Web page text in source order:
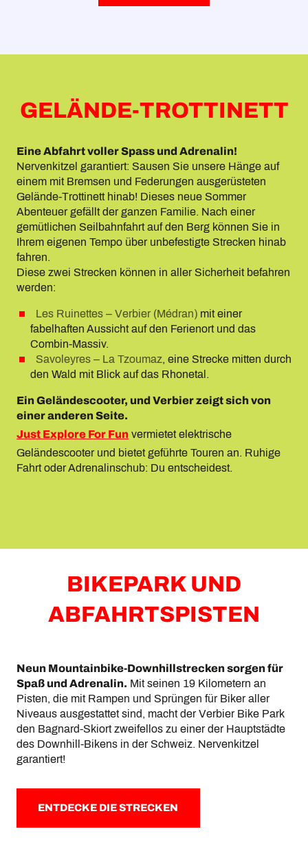
GELÄNDE-TROTTINETT
Eine Abfahrt voller Spass und Adrenalin!
Nervenkitzel garantiert: Sausen Sie unsere Hänge auf
einem mit Bremsen und Federungen ausgerüsteten
Gelände-Trottinett hinab! Dieses neue Sommer
Abenteuer gefällt der ganzen Familie. Nach einer
gemütlichen Seilbahnfahrt auf den Berg können Sie in
Ihrem eigenen Tempo über unbefestigte Strecken hinab
fahren.
Diese zwei Strecken können in aller Sicherheit befahren
werden:
Les Ruinettes – Verbier (Médran) mit einer
fabelhaften Aussicht auf den Ferienort und das
Combin-Massiv.
Savoleyres – La Tzoumaz, eine Strecke mitten durch
den Wald mit Blick auf das Rhonetal.
Ein Geländescooter, und Verbier zeigt sich von
einer anderen Seite.
Just Explore For Fun vermietet elektrische
Geländescooter und bietet geführte Touren an. Ruhige
Fahrt oder Adrenalinschub: Du entscheidest.
BIKEPARK UND
ABFAHRTSPISTEN
Neun Mountainbike-Downhillstrecken sorgen für
Spaß und Adrenalin. Mit seinen 19 Kilometern an
Pisten, die mit Rampen und Sprüngen für Biker aller
Niveaus ausgestattet sind, macht der Verbier Bike Park
den Bagnard-Skiort zweifellos zu einer der Hauptstädte
des Downhill-Bikens in der Schweiz. Nervenkitzel
garantiert!
ENTDECKE DIE STRECKEN